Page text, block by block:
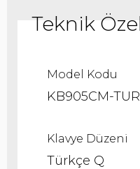
Model Kodu
KB905CM-TUR
Klavye Düzeni
Türkçe Q